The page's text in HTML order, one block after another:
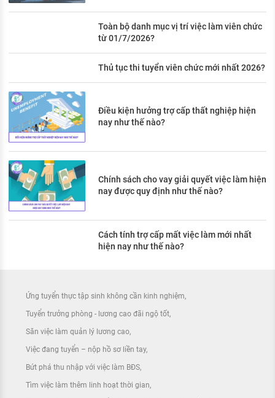
Toàn bộ danh mục vị trí việc làm viên chức
từ 01/7/2026?
Thủ tục thi tuyển viên chức mới nhất 2026?
Điều kiện hưởng trợ cấp thất nghiệp hiện
nay như thế nào?
Chính sách cho vay giải quyết việc làm hiện
nay được quy định như thế nào?
Cách tính trợ cấp mất việc làm mới nhất
hiện nay như thế nào?
Ứng tuyển thực tập sinh không cần kinh nghiệm
Tuyển trưởng phòng - lương cao đãi ngộ tốt
Săn việc làm quản lý lương cao
Việc đang tuyển – nộp hồ sơ liền tay
Bứt phá thu nhập với việc làm BĐS
Tìm việc làm thêm linh hoạt thời gian